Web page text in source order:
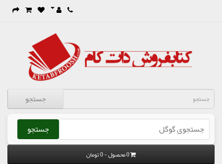
جستجو
جستجو
0 محصول - 0 تومان